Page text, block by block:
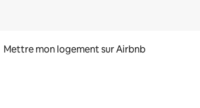
Mettre mon logement sur Airbnb